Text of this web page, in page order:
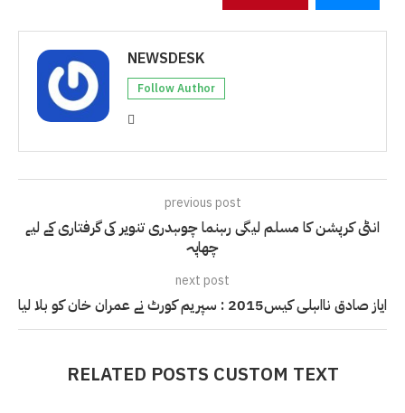
NEWSDESK
Follow Author
previous post
انٹی کرپشن کا مسلم لیگی رہنما چوہدری تنویر کی گرفتاری کے لیے
چھاپہ
next post
ایاز صادق نااہلی کیس2015 : سپریم کورٹ نے عمران خان کو بلا لیا
RELATED POSTS CUSTOM TEXT